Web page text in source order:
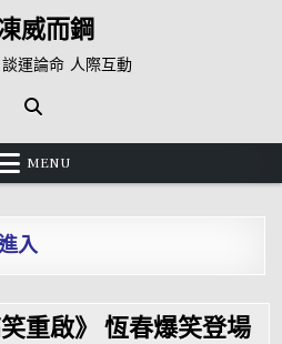
威而鋼
運論命 人際互動
MENU
入
重啟》 恆春爆笑登場